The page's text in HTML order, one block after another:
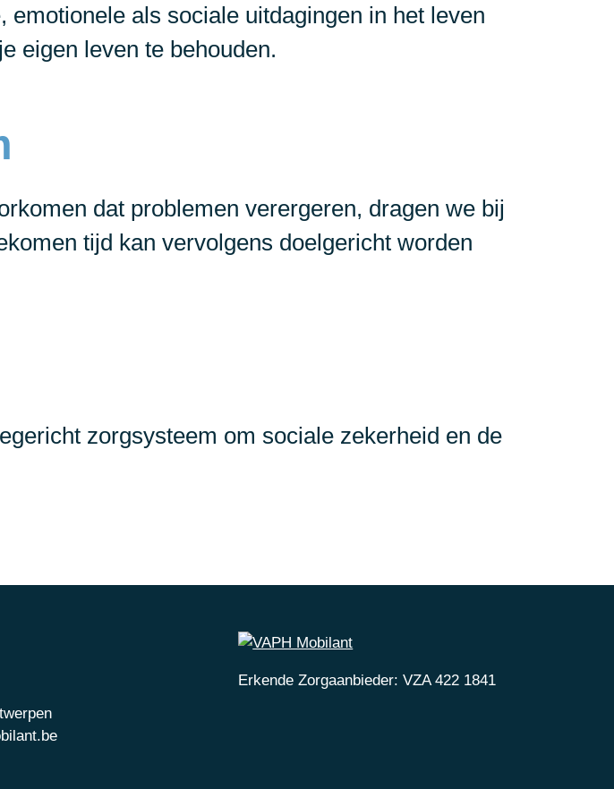
als sociale uitdagingen in het leven
eigen leven te behouden.
dat problemen verergeren, dragen we bij
tijd kan vervolgens doelgericht worden
zorgsysteem om sociale zekerheid en de
Erkende Zorgaanbieder: VZA 422 1841